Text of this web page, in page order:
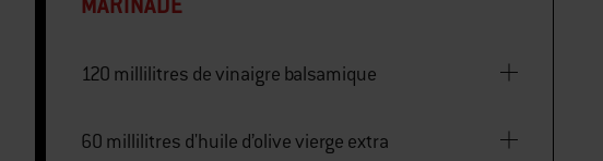
120 millilitres de vinaigre balsamique
60 millilitres d'huile d’olive vierge extra